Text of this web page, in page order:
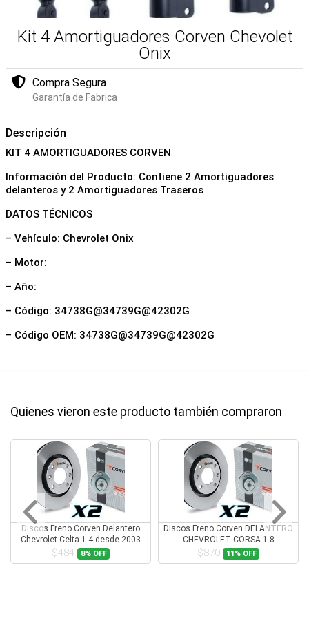
Kit 4 Amortiguadores Corven Chevolet
Onix
Compra Segura
Garantía de Fabrica
Descripción
KIT 4 AMORTIGUADORES CORVEN
Información del Producto: Contiene 2 Amortiguadores
delanteros y 2 Amortiguadores Traseros
DATOS TÉCNICOS
– Vehículo: Chevrolet Onix
– Motor:
– Año:
– Código: 34738G@34739G@42302G
– Código OEM: 34738G@34739G@42302G
Quienes vieron este producto también compraron
Discos Freno Corven Delantero
Chevrolet Celta 1.4 desde 2003
$484 8% OFF
Discos Freno Corven DELANTERO
CHEVROLET CORSA 1.8
$870 11% OFF